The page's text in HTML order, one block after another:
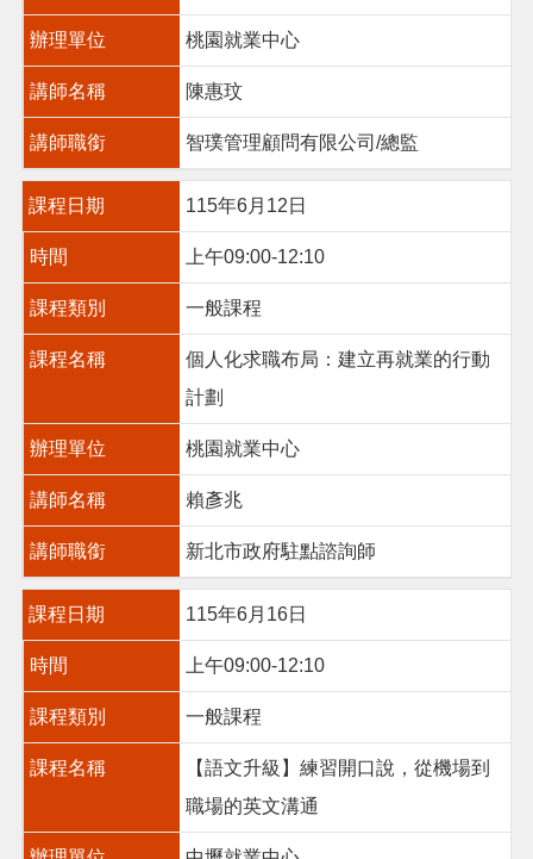
桃
園
市
政
府
隱
私
權
政
策
網
全
政
策
政
府
網
資
開
放
宣
告
辦理單位 桃園就業中心
講師名稱 陳惠玟
講師職銜 智璞管理顧問有限公司/總監
課程日期 115年6月12日
時間 上午09:00-12:10
課程類別 一般課程
課程名稱
個人化求職布局：建立再就業的行動
計劃
辦理單位 桃園就業中心
講師名稱 賴彥兆
講師職銜 新北市政府駐點諮詢師
課程日期 115年6月16日
時間 上午09:00-12:10
課程類別 一般課程
課程名稱
【語文升級】練習開口說，從機場到
職場的英文溝通